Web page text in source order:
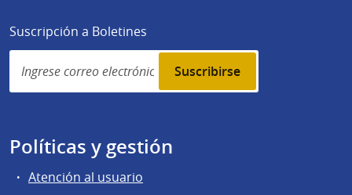
Suscripción a Boletines
Simplenews
subscription
Políticas y gestión
Atención al usuario